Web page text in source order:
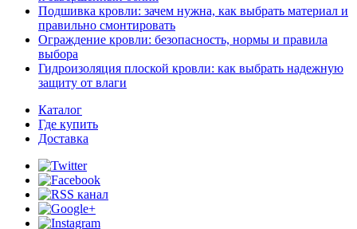
Подшивка кровли: зачем нужна, как выбрать материал и
правильно смонтировать
Ограждение кровли: безопасность, нормы и правила
выбора
Гидроизоляция плоской кровли: как выбрать надежную
защиту от влаги
Каталог
Где купить
Доставка